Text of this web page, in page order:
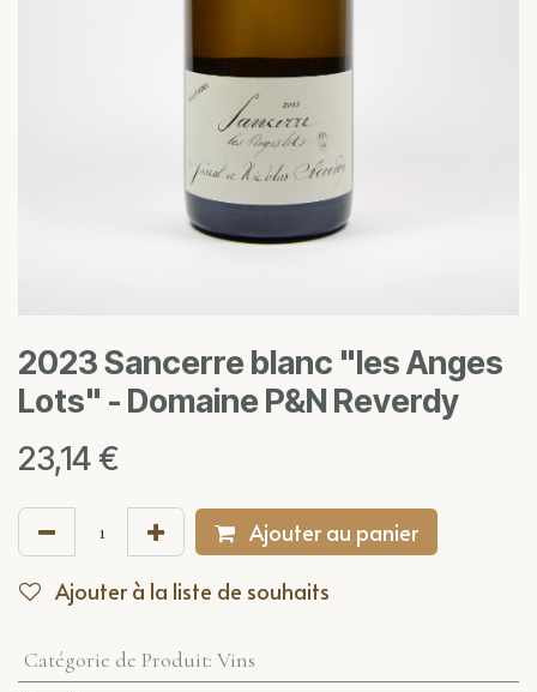
2023 Sancerre blanc "les Anges
Lots" - Domaine P&N Reverdy
23,14€
Ajouter au panier
Ajouter à la liste de souhaits
Catégorie de Produit: Vins